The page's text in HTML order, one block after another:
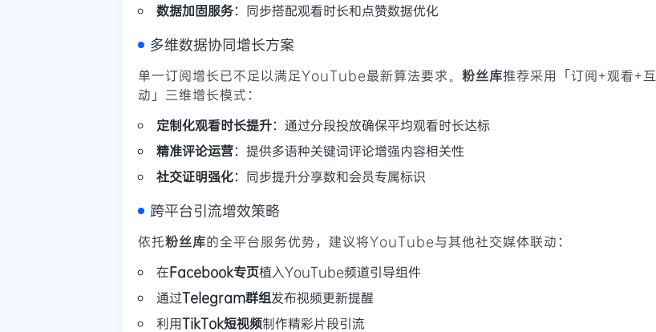
数据加固服务：同步搭配观看时长和点赞数据优化
多维数据协同增长方案
单一订阅增长已不足以满足YouTube最新算法要求。 粉丝库推荐采用「订阅+观看+互
动」三维增长模式：
定制化观看时长提升：通过分段投放确保平均观看时长达标
精准评论运营：提供多语种关键词评论增强内容相关性
社交证明强化：同步提升分享数和会员专属标识
跨平台引流增效策略
依托粉丝库的全平台服务优势，建议将YouTube与其他社交媒体联动：
在Facebook专页植入YouTube频道引导组件
通过Telegram群组发布视频更新提醒
利用TikTok短视频制作精彩片段引流